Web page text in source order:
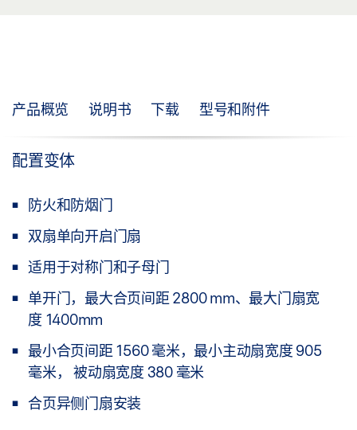
产品概览 说明书 下载 型号和附件
配置变体
防火和防烟门
双扇单向开启门扇
适用于对称门和子母门
单开门，最大合页间距 2800 mm、最大门扇宽
度 1400mm
最小合页间距 1560 毫米，最小主动扇宽度 905
毫米， 被动扇宽度 380 毫米
合页异侧门扇安装